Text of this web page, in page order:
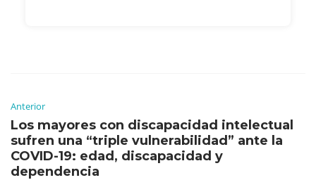
Anterior
Los mayores con discapacidad intelectual
sufren una “triple vulnerabilidad” ante la
COVID-19: edad, discapacidad y
dependencia